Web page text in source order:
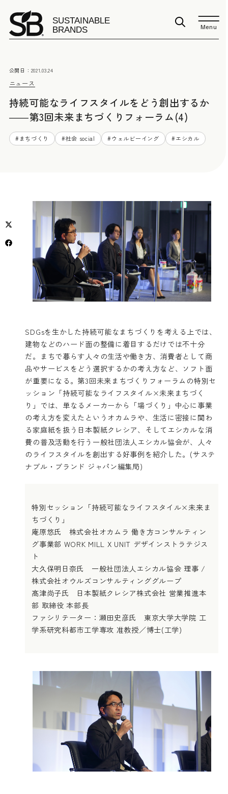
Menu
ニュース
公開日： 2021.03.24
持続可能なライフスタイルをどう創出するか
――第3回未来まちづくりフォーラム(4)
#まちづくり #社会 social #ウェルビーイング #エシカル
SDGsを生かした持続可能なまちづくりを考える上では、
建物などのハード面の整備に着目するだけでは不十分
だ。まちで暮らす人々の生活や働き方、消費者として商
品やサービスをどう選択するかの考え方など、ソフト面
が重要になる。第3回未来まちづくりフォーラムの特別セ
ッション「持続可能なライフスタイル×未来まちづく
り」では、単なるメーカーから「場づくり」中心に事業
の考え方を変えたというオカムラや、生活に密接に関わ
る家庭紙を扱う日本製紙クレシア、そしてエシカルな消
費の普及活動を行う一般社団法人エシカル協会が、人々
のライフスタイルを創出する好事例を紹介した。(サステ
ナブル・ブランド ジャパン編集局)
特別セッション「持続可能なライフスタイル×未来ま
ちづくり」
庵原悠氏 株式会社オカムラ 働き方コンサルティン
グ事業部 WORK MILL X UNIT デザインストラテジス
ト
大久保明日奈氏 一般社団法人エシカル協会 理事 /
株式会社オウルズコンサルティンググループ
髙津尚子氏 日本製紙クレシア株式会社 営業推進本
部 取締役 本部長
ファシリテーター：瀬田史彦氏 東京大学大学院 工
学系研究科都市工学専攻 准教授／博士(工学)